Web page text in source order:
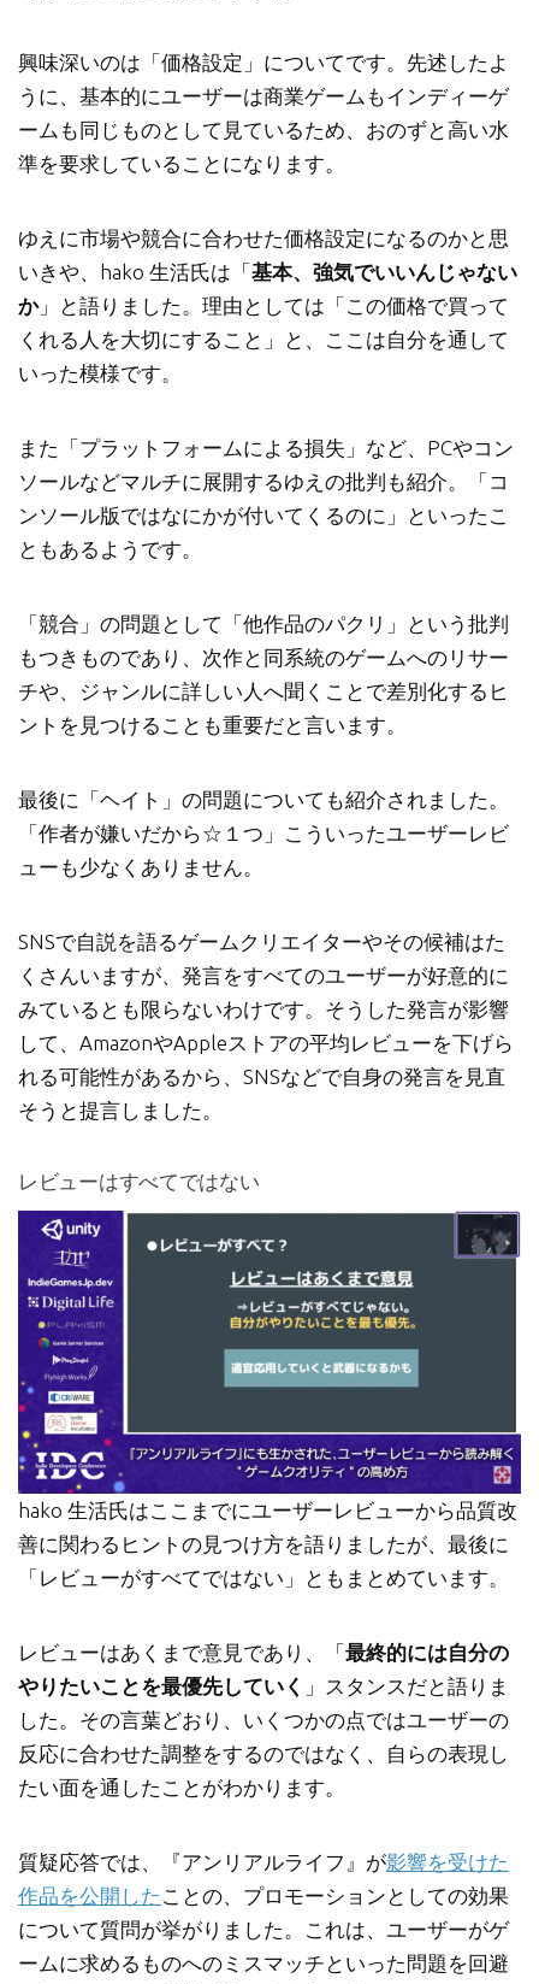
興味深いのは「価格設定」についてです。先述したよ
うに、基本的にユーザーは商業ゲームもインディーゲ
ームも同じものとして見ているため、おのずと高い水
準を要求していることになります。
ゆえに市場や競合に合わせた価格設定になるのかと思
いきや、hako 生活氏は「基本、強気でいいんじゃない
か」と語りました。理由としては「この価格で買って
くれる人を大切にすること」と、ここは自分を通して
いった模様です。
また「プラットフォームによる損失」など、PCやコン
ソールなどマルチに展開するゆえの批判も紹介。「コ
ンソール版ではなにかが付いてくるのに」といったこ
ともあるようです。
「競合」の問題として「他作品のパクリ」という批判
もつきものであり、次作と同系統のゲームへのリサー
チや、ジャンルに詳しい人へ聞くことで差別化するヒ
ントを見つけることも重要だと言います。
最後に「ヘイト」の問題についても紹介されました。
「作者が嫌いだから☆１つ」こういったユーザーレビ
ューも少なくありません。
SNSで自説を語るゲームクリエイターやその候補はた
くさんいますが、発言をすべてのユーザーが好意的に
みているとも限らないわけです。そうした発言が影響
して、AmazonやAppleストアの平均レビューを下げら
れる可能性があるから、SNSなどで自身の発言を見直
そうと提言しました。
レビューはすべてではない
hako 生活氏はここまでにユーザーレビューから品質改
善に関わるヒントの見つけ方を語りましたが、最後に
「レビューがすべてではない」ともまとめています。
レビューはあくまで意見であり、「最終的には自分の
やりたいことを最優先していく 」スタンスだと語りま
した。その言葉どおり、いくつかの点ではユーザーの
反応に合わせた調整をするのではなく、自らの表現し
たい面を通したことがわかります。
質疑応答では、『アンリアルライフ』が影響を受けた
作品を公開した ことの、プロモーションとしての効果
について質問が挙がりました。これは、ユーザーがゲ
ームに求めるものへのミスマッチといった問題を回避